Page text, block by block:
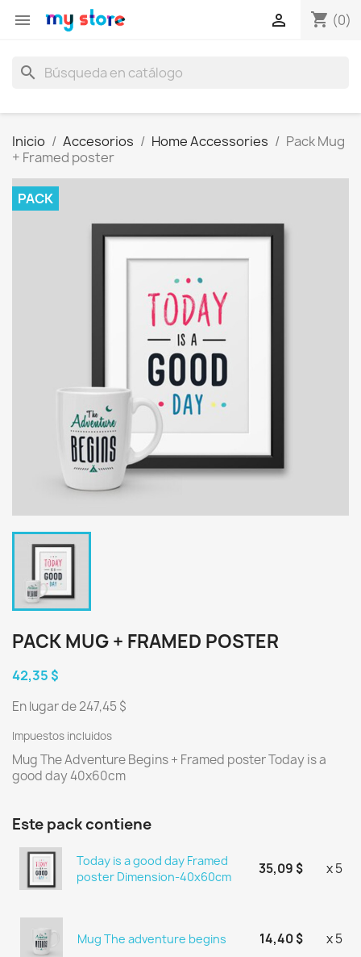
 shopping_cart (0)

search
Inicio Accesorios Home Accessories
Pack Mug
+ Framed poster
PACK
PACK MUG + FRAMED POSTER
42,35 $
En lugar de 247,45 $
Impuestos incluidos
Mug The Adventure Begins + Framed poster Today is a
good day 40x60cm
Este pack contiene
Today is a good day Framed
poster Dimension-40x60cm
35,09 $ x 5
Mug The adventure begins 14,40 $ x 5